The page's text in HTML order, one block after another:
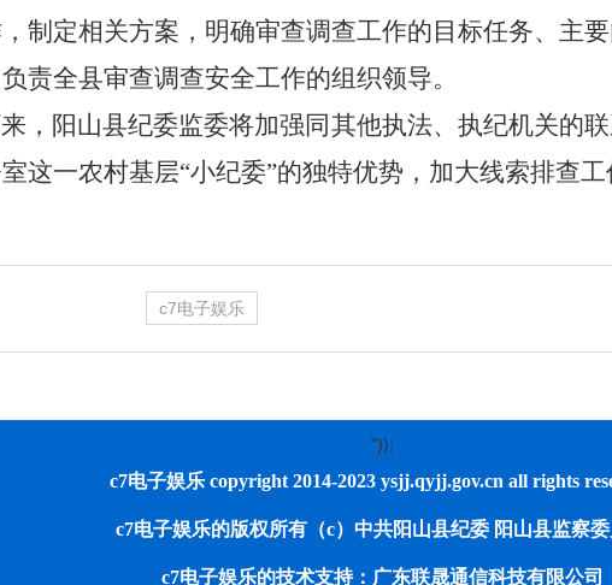
制定相关方案，明确审查调查工作的目标任务、主
责全县审查调查安全工作的组织领导。
，阳山县纪委监委将加强同其他执法、执纪机关的
这一农村基层“小纪委”的独特优势，加大线索排查工
c7电子娱乐
"));
c7电子娱乐 copyright 2014-2023 ysjj.qyjj.gov.cn all rights
c7电子娱乐的版权所有（c）中共阳山县纪委 阳山县监察
c7电子娱乐的技术支持：广东联晟通信科技有限公司